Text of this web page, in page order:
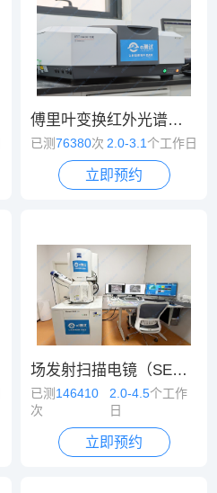
傅里叶变换红外光谱（FT-IR）
已测76380次 2.0-3.1个工作日
立即预约
场发射扫描电镜（SEM）
已测 146410
次
2.0-4.5个工作
日
立即预约